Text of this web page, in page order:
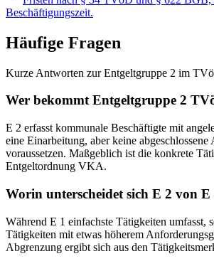
Beschäftigungszeit.
Häufige Fragen
Kurze Antworten zur Entgeltgruppe 2 im
Wer bekommt Entgeltgruppe 2
E 2 erfasst kommunale Beschäftigte mit
eine Einarbeitung, aber keine abgeschlossene
voraussetzen. Maßgeblich ist die konkrete
Entgeltordnung VKA.
Worin unterscheidet sich E 2 von E
Während E 1 einfachste Tätigkeiten umfasst,
Tätigkeiten mit etwas höherem
Abgrenzung ergibt sich aus den